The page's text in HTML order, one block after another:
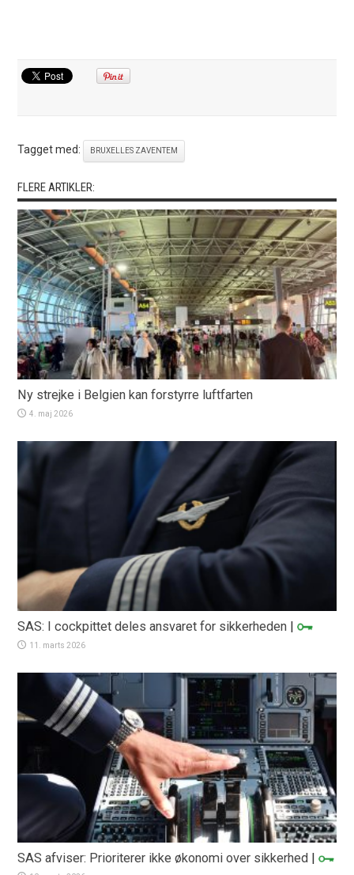
Tagget med: BRUXELLES ZAVENTEM
FLERE ARTIKLER:
Ny strejke i Belgien kan forstyrre luftfarten
4. maj 2026
SAS: I cockpittet deles ansvaret for sikkerheden |
11. marts 2026
SAS afviser: Prioriterer ikke økonomi over sikkerhed |